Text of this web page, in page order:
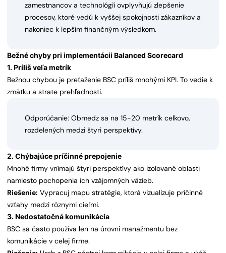
zamestnancov a technológií ovplyvňujú zlepšenie
procesov, ktoré vedú k vyššej spokojnosti zákazníkov a
nakoniec k lepším finančným výsledkom.
Bežné chyby pri implementácii Balanced Scorecard
1. Príliš veľa metrík
Bežnou chybou je preťaženie BSC príliš mnohými KPI. To vedie k
zmätku a strate prehľadnosti.
Odporúčanie: Obmedz sa na 15-20 metrík celkovo,
rozdelených medzi štyri perspektívy.
2. Chýbajúce príčinné prepojenie
Mnohé firmy vnímajú štyri perspektívy ako izolované oblasti
namiesto pochopenia ich vzájomných väzieb.
Riešenie: Vypracuj mapu stratégie, ktorá vizualizuje príčinné
vzťahy medzi rôznymi cieľmi.
3. Nedostatočná komunikácia
BSC sa často používa len na úrovni manažmentu bez
komunikácie v celej firme.